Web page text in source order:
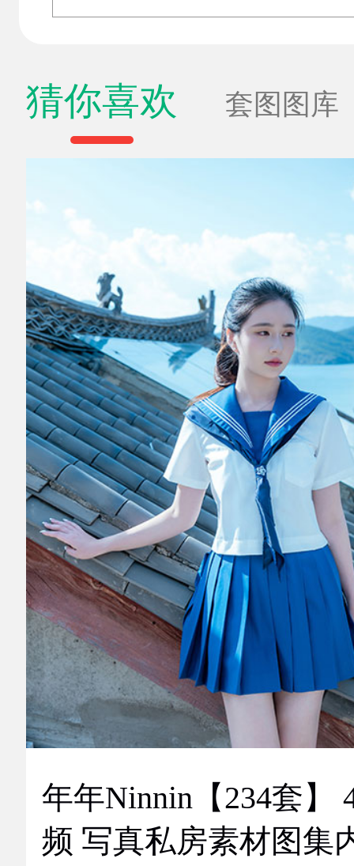
猜你喜欢 套图图库
年年Ninnin【234套】
频 写真私房素材图集